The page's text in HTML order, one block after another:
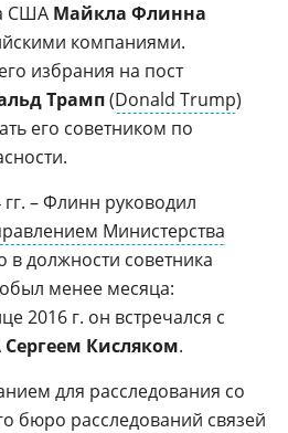
США Майкла Флинна
компаниями.
избрания на пост
Трамп(Donald Trump)
его советником по
– Флинн руководил
Министерства
в должности советника
менее месяца:
2016 г. он встречался с
Сергеем Кисляком.
для расследования со
бюро расследований связей